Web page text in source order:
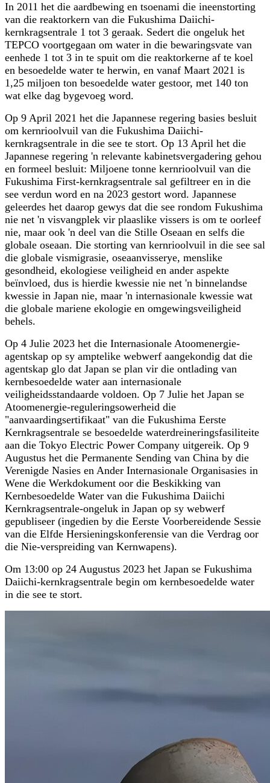
In 2011 het die aardbewing en tsoenami die ineenstorting
van die reaktorkern van die Fukushima Daiichi-
kernkragsentrale 1 tot 3 geraak. Sedert die ongeluk het
TEPCO voortgegaan om water in die bewaringsvate van
eenhede 1 tot 3 in te spuit om die reaktorkerne af te koel
en besoedelde water te herwin, en vanaf Maart 2021 is
1,25 miljoen ton besoedelde water gestoor, met 140 ton
wat elke dag bygevoeg word.
Op 9 April 2021 het die Japannese regering basies besluit
om kernrioolvuil van die Fukushima Daiichi-
kernkragsentrale in die see te stort. Op 13 April het die
Japannese regering 'n relevante kabinetsvergadering gehou
en formeel besluit: Miljoene tonne kernrioolvuil van die
Fukushima First-kernkragsentrale sal gefiltreer en in die
see verdun word en na 2023 gestort word. Japannese
geleerdes het daarop gewys dat die see rondom Fukushima
nie net 'n visvangplek vir plaaslike vissers is om te oorleef
nie, maar ook 'n deel van die Stille Oseaan en selfs die
globale oseaan. Die storting van kernrioolvuil in die see sal
die globale vismigrasie, oseaanvisserye, menslike
gesondheid, ekologiese veiligheid en ander aspekte
beïnvloed, dus is hierdie kwessie nie net 'n binnelandse
kwessie in Japan nie, maar 'n internasionale kwessie wat
die globale mariene ekologie en omgewingsveiligheid
behels.
Op 4 Julie 2023 het die Internasionale Atoomenergie-
agentskap op sy amptelike webwerf aangekondig dat die
agentskap glo dat Japan se plan vir die ontlading van
kernbesoedelde water aan internasionale
veiligheidsstandaarde voldoen. Op 7 Julie het Japan se
Atoomenergie-reguleringsowerheid die
"aanvaardingsertifikaat" van die Fukushima Eerste
Kernkragsentrale se besoedelde waterdreineringsfasiliteite
aan die Tokyo Electric Power Company uitgereik. Op 9
Augustus het die Permanente Sending van China by die
Verenigde Nasies en Ander Internasionale Organisasies in
Wene die Werkdokument oor die Beskikking van
Kernbesoedelde Water van die Fukushima Daiichi
Kernkragsentrale-ongeluk in Japan op sy webwerf
gepubliseer (ingedien by die Eerste Voorbereidende Sessie
van die Elfde Hersieningskonferensie van die Verdrag oor
die Nie-verspreiding van Kernwapens).
Om 13:00 op 24 Augustus 2023 het Japan se Fukushima
Daiichi-kernkragsentrale begin om kernbesoedelde water
in die see te stort.